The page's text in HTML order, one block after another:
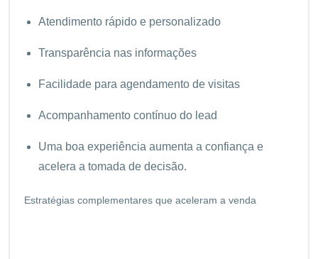
Atendimento rápido e personalizado
Transparência nas informações
Facilidade para agendamento de visitas
Acompanhamento contínuo do lead
Uma boa experiência aumenta a confiança e
acelera a tomada de decisão.
Estratégias complementares que aceleram a venda